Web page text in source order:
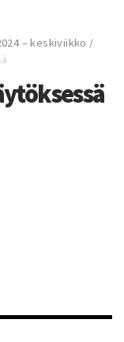
– keskiviikko /